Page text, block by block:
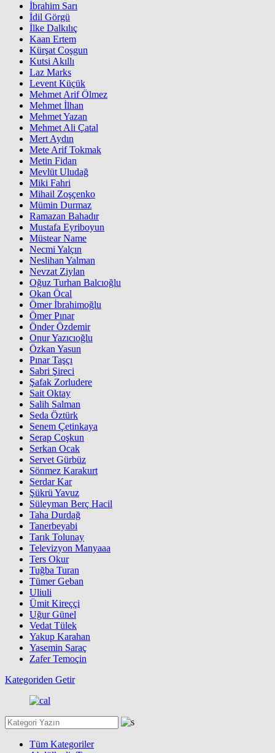
İbrahim Sarı
İdil Görgü
İlke Dalkılıç
Kaan Ertem
Kürşat Coşgun
Kutsi Akıllı
Laz Marks
Levent Küçük
Mehmet Arif Ölmez
Mehmet İlhan
Mehmet Yazan
Mehmet Ali Çatal
Mert Aydın
Mete Arif Tokmak
Metin Fidan
Mevlüt Uludağ
Miki Fahri
Mihail Zoşçenko
Mümin Durmaz
Ramazan Bahadır
Mustafa Eyriboyun
Müstear Name
Necmi Yalçın
Neslihan Yalman
Nevzat Ziylan
Oğuz Turhan Balcıoğlu
Okan Öcal
Ömer İbrahimoğlu
Ömer Pınar
Önder Özdemir
Onur Yazıcıoğlu
Özkan Yasun
Pınar Taşçı
Sabri Şireci
Şafak Zorludere
Sait Oktay
Salih Salman
Seda Öztürk
Senem Çetinkaya
Serap Coşkun
Serkan Ocak
Servet Gürbüz
Sönmez Karakurt
Serdar Kar
Şükrü Yavuz
Süleyman Berç Hacil
Taha Durdağ
Tanerbeyabi
Tarık Tolunay
Televizyon Manyaaa
Ters Okur
Tuğba Turan
Tümer Geban
Uliuli
Ümit Kireççi
Uğur Günel
Vedat Tülek
Yakup Karahan
Yasemin Saraç
Zafer Temoçin
Kategoriden Getir
Tüm Kategoriler